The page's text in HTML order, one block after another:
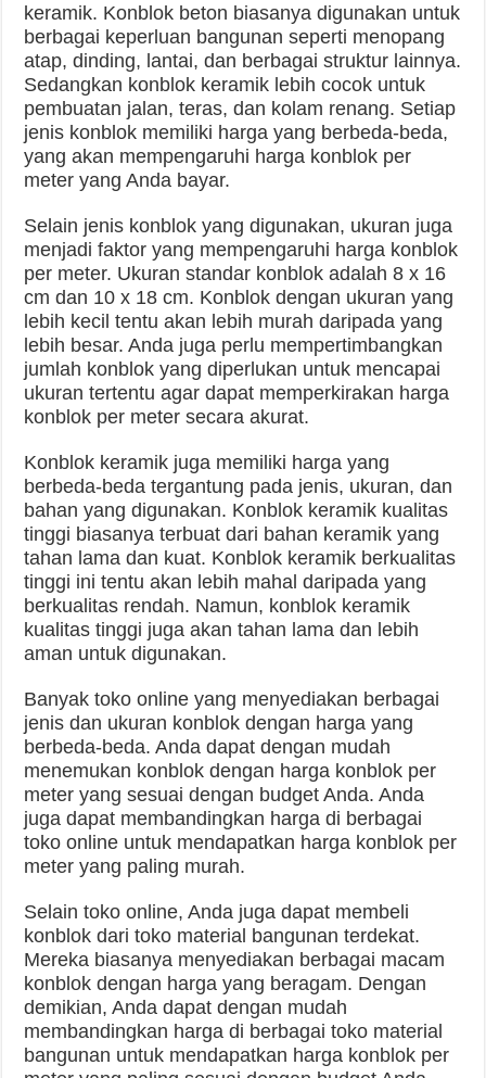
keramik. Konblok beton biasanya digunakan untuk
berbagai keperluan bangunan seperti menopang
atap, dinding, lantai, dan berbagai struktur lainnya.
Sedangkan konblok keramik lebih cocok untuk
pembuatan jalan, teras, dan kolam renang. Setiap
jenis konblok memiliki harga yang berbeda-beda,
yang akan mempengaruhi harga konblok per
meter yang Anda bayar.
Selain jenis konblok yang digunakan, ukuran juga
menjadi faktor yang mempengaruhi harga konblok
per meter. Ukuran standar konblok adalah 8 x 16
cm dan 10 x 18 cm. Konblok dengan ukuran yang
lebih kecil tentu akan lebih murah daripada yang
lebih besar. Anda juga perlu mempertimbangkan
jumlah konblok yang diperlukan untuk mencapai
ukuran tertentu agar dapat memperkirakan harga
konblok per meter secara akurat.
Konblok keramik juga memiliki harga yang
berbeda-beda tergantung pada jenis, ukuran, dan
bahan yang digunakan. Konblok keramik kualitas
tinggi biasanya terbuat dari bahan keramik yang
tahan lama dan kuat. Konblok keramik berkualitas
tinggi ini tentu akan lebih mahal daripada yang
berkualitas rendah. Namun, konblok keramik
kualitas tinggi juga akan tahan lama dan lebih
aman untuk digunakan.
Banyak toko online yang menyediakan berbagai
jenis dan ukuran konblok dengan harga yang
berbeda-beda. Anda dapat dengan mudah
menemukan konblok dengan harga konblok per
meter yang sesuai dengan budget Anda. Anda
juga dapat membandingkan harga di berbagai
toko online untuk mendapatkan harga konblok per
meter yang paling murah.
Selain toko online, Anda juga dapat membeli
konblok dari toko material bangunan terdekat.
Mereka biasanya menyediakan berbagai macam
konblok dengan harga yang beragam. Dengan
demikian, Anda dapat dengan mudah
membandingkan harga di berbagai toko material
bangunan untuk mendapatkan harga konblok per